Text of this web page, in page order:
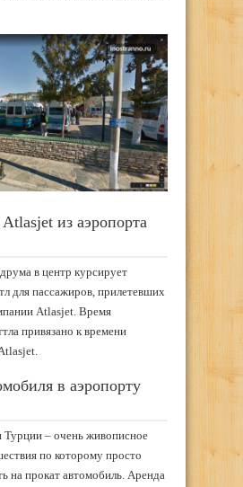
из аэропорта
в центр курсирует
для пассажиров, прилетевших
Atlasjet. Время
привязано к времени
в аэропорту
Турции – очень живописное
по которому просто
на прокат автомобиль. Аренда